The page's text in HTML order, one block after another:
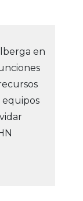
en
equipos